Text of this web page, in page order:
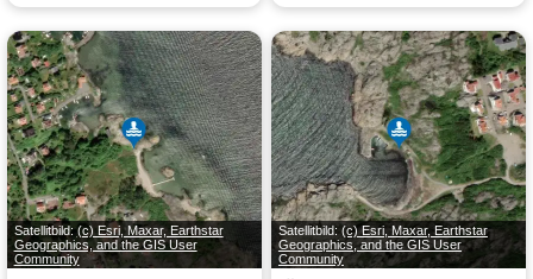
Satellitbild:(c) Esri, Maxar, Earthstar
Geographics, and the GIS User
Community
Satellitbild: (c) Esri, Maxar, Earthstar
Geographics, and the GIS User
Community